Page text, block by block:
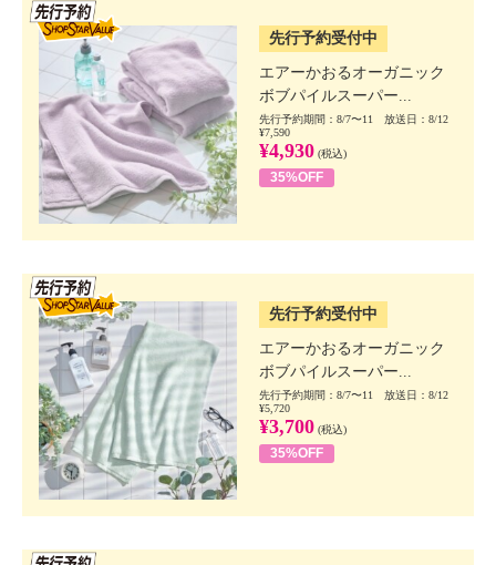
先行予約受付中
エアーかおるオーガニック
ボブパイルスーパー...
先行予約期間：8/7〜11 放送日：8/12
¥7,590
¥4,930 (税込)
35%OFF
先行予約受付中
エアーかおるオーガニック
ボブパイルスーパー...
先行予約期間：8/7〜11 放送日：8/12
¥5,720
¥3,700 (税込)
35%OFF